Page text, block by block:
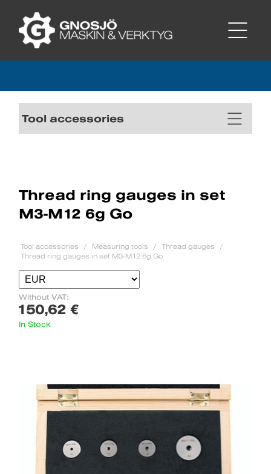
Tool accessories
Thread ring gauges in set
M3-M12 6g Go
Tool accessories Measuring tools
Thread gauges
Thread ring gauges in set M3-M12 6g Go
Without VAT:
150,62 €
In Stock